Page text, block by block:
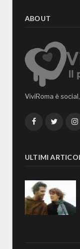
ABOUT
ViviRoma è
FacebookTwitter
ULTIMI